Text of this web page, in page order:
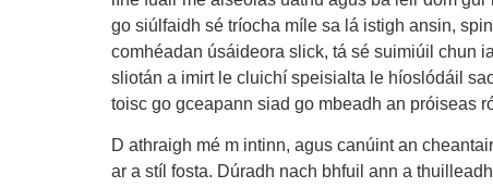
go siúlfaidh sé tríocha míle sa lá istigh ansin,
comhéadan úsáideora slick, tá sé suimiúil chun
sliotán a imirt le cluichí speisialta le híoslódáil
toisc go gceapann siad go mbeadh an próiseas
D athraigh mé m intinn, agus canúint an
ar a stíl fosta. Dúradh nach bhfuil ann a